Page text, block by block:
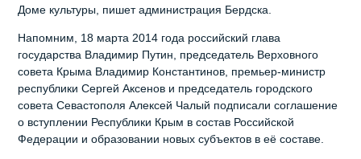
Доме культуры, пишет администрация Бердска.
Напомним, 18 марта 2014 года российский глава
государства Владимир Путин, председатель Верховного
совета Крыма Владимир Константинов, премьер-министр
республики Сергей Аксенов и председатель городского
совета Севастополя Алексей Чалый подписали соглашение
о вступлении Республики Крым в состав Российской
Федерации и образовании новых субъектов в её составе.